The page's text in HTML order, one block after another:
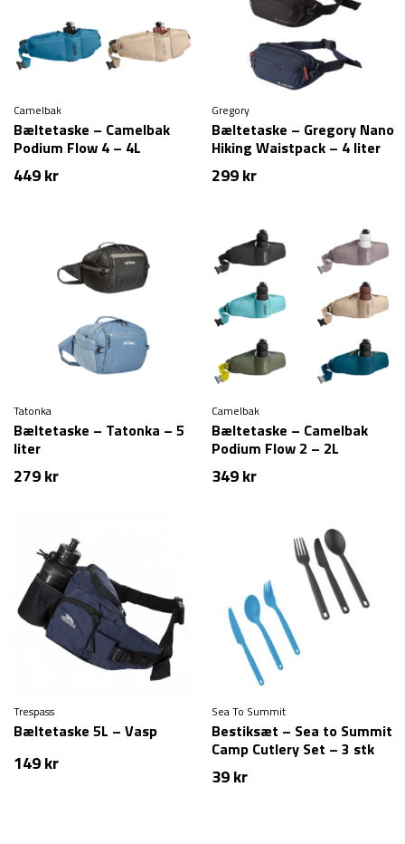
Camelbak
Bæltetaske – Camelbak
Podium Flow 4 – 4L
449kr
Gregory
Bæltetaske – Gregory Nano
Hiking Waistpack – 4 liter
299kr
Tatonka
Bæltetaske – Tatonka – 5
liter
279kr
Camelbak
Bæltetaske – Camelbak
Podium Flow 2 – 2L
349kr
Trespass
Bæltetaske 5L – Vasp
149kr
Sea To Summit
Bestiksæt – Sea to Summit
Camp Cutlery Set – 3 stk
39kr